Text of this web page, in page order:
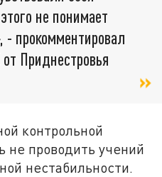
не понимает
- прокомментировал
Приднестровья
контрольной
не проводить учений
нестабильности.